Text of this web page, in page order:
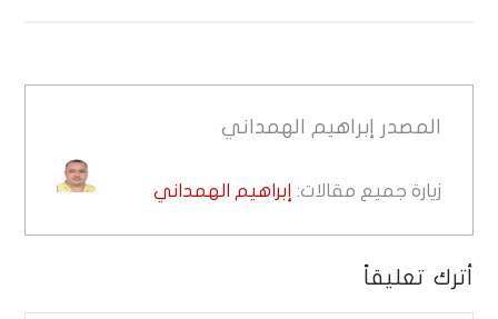
المصدر إبراهيم الهمداني
زيارة جميع مقالات: إبراهيم الهمداني
أترك تعليقاً